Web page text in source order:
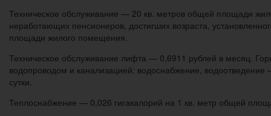
Техническое обслуживание — 20 кв. метров общей площади
неработающих пенсионеров, достигших возраста,
площади жилого помещения.
Техническое обслуживание лифта — 0,6911 рублей в месяц.
водопроводом и канализацией: водоснабжение, водоотведение
сутки.
Теплоснабжение — 0,026 гигакалорий на 1 кв. метр общей